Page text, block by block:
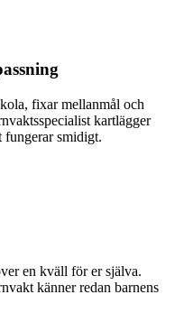
fixar mellanmål och
kartlägger
fungerar smidigt.
en kväll för er själva.
känner redan barnens